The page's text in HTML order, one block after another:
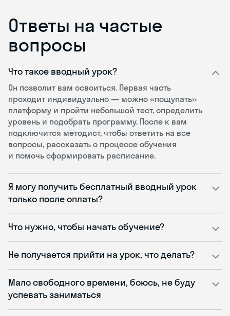
Ответы на частые
вопросы
Что такое вводный урок?
Он позволит вам освоиться. Первая часть
проходит индивидуально — можно «пощупать»
платформу и пройти небольшой тест, определить
уровень и подобрать программу. После к вам
подключится методист, чтобы ответить на все
вопросы, рассказать о процессе обучения
и помочь сформировать расписание.
Я могу получить бесплатный вводный урок
только после оплаты?
Что нужно, чтобы начать обучение?
Не получается прийти на урок, что делать?
Мало свободного времени, боюсь, не буду
успевать заниматься